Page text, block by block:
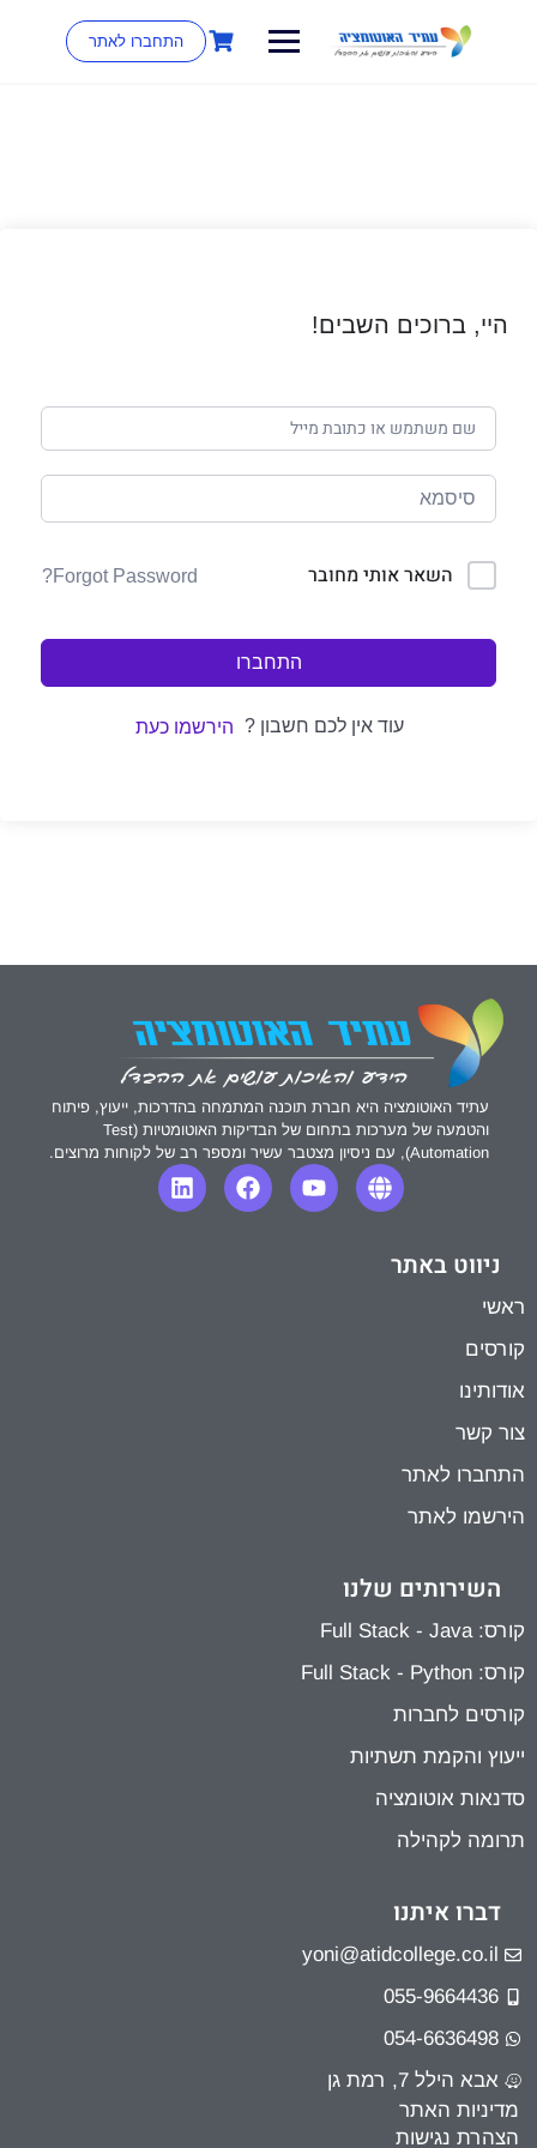
התחברו לאתר
היי, ברוכים השבים!
השאר אותי מחובר Forgot Password?
התחברו
עוד אין לכם חשבון ? הירשמו כעת
עתיד האוטומציה היא חברת תוכנה המתמחה בהדרכות, ייעוץ, פיתוח
והטמעה של מערכות בתחום של הבדיקות האוטומטיות (Test
Automation), עם ניסיון מצטבר עשיר ומספר רב של לקוחות מרוצים.
ניווט באתר
ראשי
קורסים
אודותינו
צור קשר
התחברו לאתר
הירשמו לאתר
השירותים שלנו
קורס: Full Stack - Java
קורס: Full Stack - Python
קורסים לחברות
ייעוץ והקמת תשתיות
סדנאות אוטומציה
תרומה לקהילה
דברו איתנו
yoni@atidcollege.co.il
055-9664436
054-6636498
אבא הילל 7, רמת גן
מדיניות האתר
הצהרת נגישות